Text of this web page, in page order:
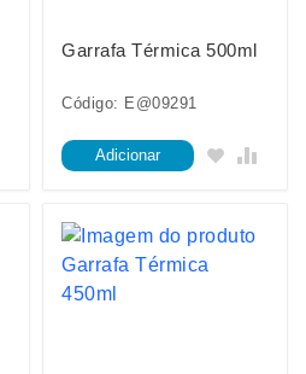
Garrafa Térmica 500ml
Código: E@09291
Adicionar